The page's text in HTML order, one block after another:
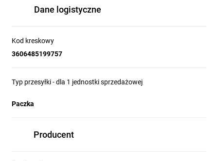
Dane logistyczne
Kod kreskowy
3606485199757
Typ przesyłki - dla 1 jednostki sprzedażowej
Paczka
Producent